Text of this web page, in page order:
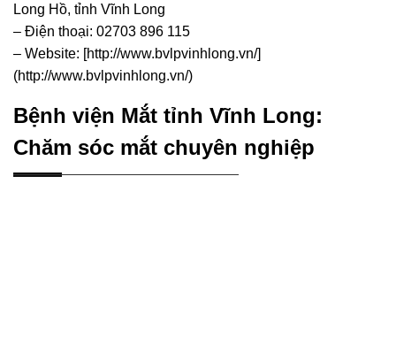
Long Hồ, tỉnh Vĩnh Long
– Điện thoại: 02703 896 115
– Website: [http://www.bvlpvinhlong.vn/]
(http://www.bvlpvinhlong.vn/)
Bệnh viện Mắt tỉnh Vĩnh Long:
Chăm sóc mắt chuyên nghiệp